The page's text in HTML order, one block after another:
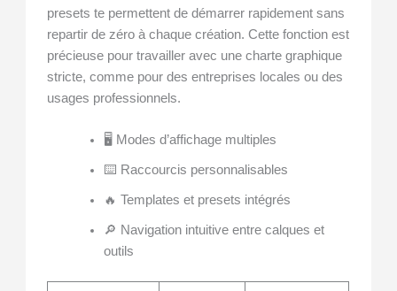
presets te permettent de démarrer rapidement sans
repartir de zéro à chaque création. Cette fonction est
précieuse pour travailler avec une charte graphique
stricte, comme pour des entreprises locales ou des
usages professionnels.
🖥️ Modes d’affichage multiples
⌨️ Raccourcis personnalisables
🔥 Templates et presets intégrés
🔎 Navigation intuitive entre calques et
outils